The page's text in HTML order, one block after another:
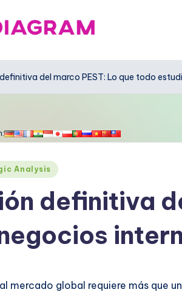
del marco PEST: Lo que todo
Analysis
definitiva
mercado global requiere más que